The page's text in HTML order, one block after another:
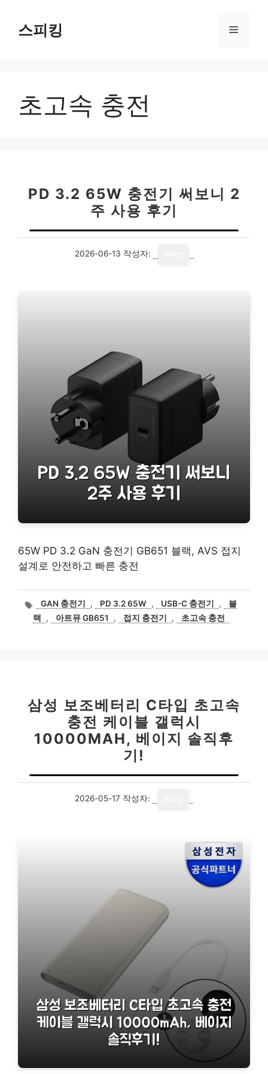
스피킹 메
초고속 충전
PD 3.2 65W 충전기 써보니 2
주 사용 후기
2026-06-13 작성자:
65W PD 3.2 GaN 충전기 GB651 블랙, AVS 접지
설계로 안전하고 빠른 충전
태
그
GAN 충전기 , PD 3.2 65W , USB-C 충전기 ,
블
랙
, 아트뮤 GB651 , 접지 충전기 , 초고속 충전
삼성 보조베터리 C타입 초고속
충전 케이블 갤럭시
10000MAH, 베이지 솔직후
기!
2026-05-17 작성자: